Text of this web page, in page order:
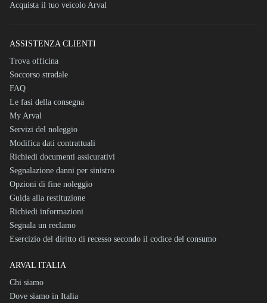
Acquista il tuo veicolo Arval
ASSISTENZA CLIENTI
Trova officina
Soccorso stradale
FAQ
Le fasi della consegna
My Arval
Servizi del noleggio
Modifica dati contrattuali
Richiedi documenti assicurativi
Segnalazione danni per sinistro
Opzioni di fine noleggio
Guida alla restituzione
Richiedi informazioni
Segnala un reclamo
Esercizio del diritto di recesso secondo il codice del consumo
ARVAL ITALIA
Chi siamo
Dove siamo in Italia